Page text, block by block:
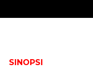
SINOPSI